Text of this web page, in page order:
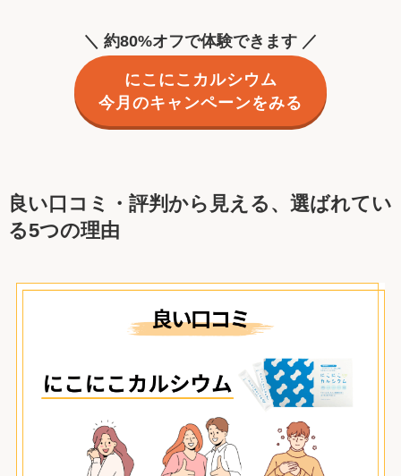
＼ 約80%オフで体験できます ／
にこにこカルシウム
今月のキャンペーンをみる
良い口コミ・評判から見える、選ばれてい
る5つの理由